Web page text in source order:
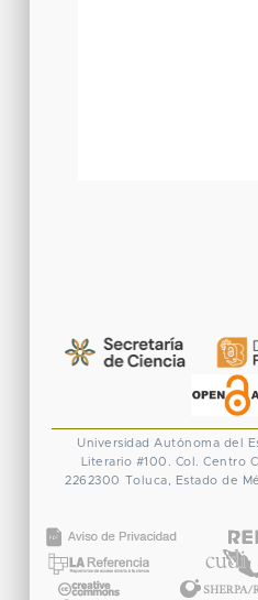
Universidad Autónoma del
Literario #100. Col. Centro
2262300 Toluca, Estado de